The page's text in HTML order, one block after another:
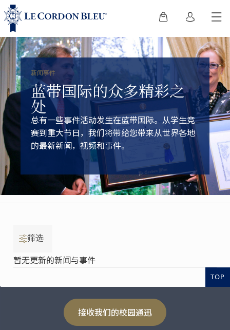
新闻事件
蓝带国际的众多精彩之
处
总有一些事件活动发生在蓝带国际。从学生竞
赛到重大节日，我们将带给您带来从世界各地
的最新新闻，视频和事件。
筛选
暂无更新的新闻与事件
TOP
接收我们的校园通迅